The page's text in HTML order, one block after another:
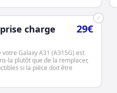
✓
charge 29€
votre Galaxy A31 (A315G) est
la plutôt que de la remplacer,
si la pièce doit être